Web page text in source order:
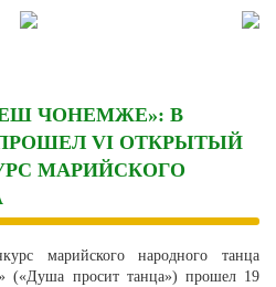
ЧОНЕМЖЕ»: В
VI ОТКРЫТЫЙ
МАРИЙСКОГО
марийского народного танца
(«Душа просит танца») прошел 19